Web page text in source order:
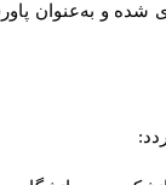
شده و به‌عنوان